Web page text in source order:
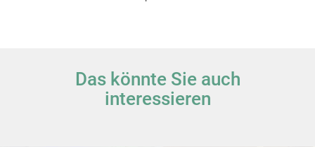
Das könnte Sie auch
interessieren